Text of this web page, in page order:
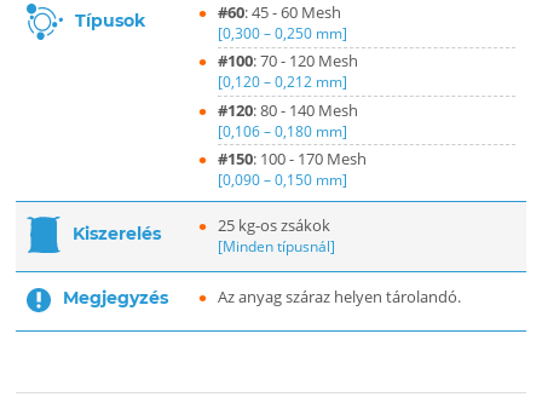
Típusok #60: 45 - 60 Mesh
[0,300 – 0,250 mm]
#100: 70 - 120 Mesh
[0,120 – 0,212 mm]
#120: 80 - 140 Mesh
[0,106 – 0,180 mm]
#150: 100 - 170 Mesh
[0,090 – 0,150 mm]
Kiszerelés 25 kg-os zsákok
[Minden típusnál]
Megjegyzés Az anyag száraz helyen tárolandó.